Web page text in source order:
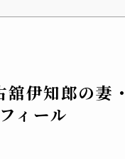
舘伊知郎の妻
ィール